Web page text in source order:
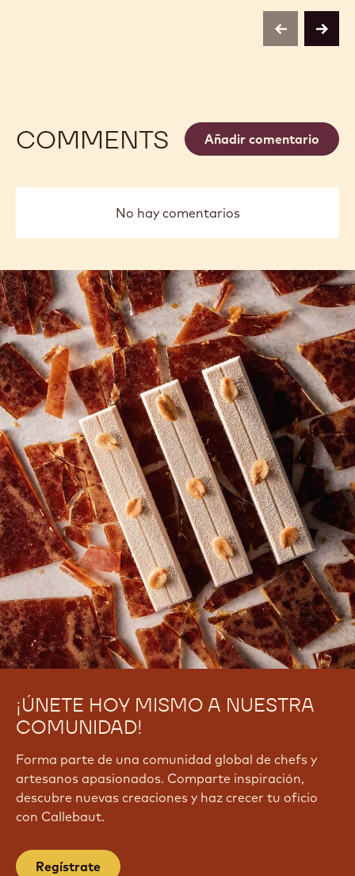
previousnext
COMMENTS Añadir comentario
No hay comentarios
¡ÚNETE HOY MISMO A NUESTRA
COMUNIDAD!
Forma parte de una comunidad global de chefs y
artesanos apasionados. Comparte inspiración,
descubre nuevas creaciones y haz crecer tu oficio
con Callebaut.
Regístrate